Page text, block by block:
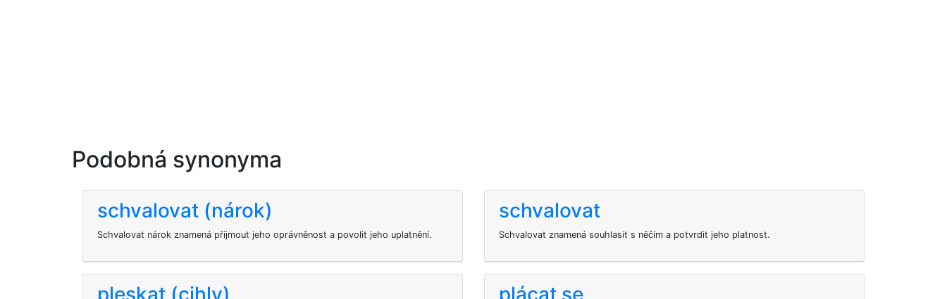
Podobná synonyma
schvalovat (nárok)
Schvalovat nárok znamená přijmout jeho oprávněnost a povolit jeho uplatnění.
schvalovat
Schvalovat znamená souhlasit s něčím a potvrdit jeho platnost.
pleskat (cihly) plácat se